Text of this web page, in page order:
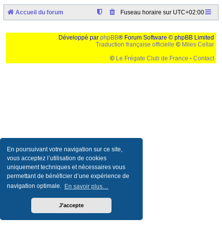
En poursuivant votre navigation sur ce site,
vous acceptez l’utilisation de cookies
uniquement techniques et nécessaires vous
permettant de bénéficier d’une expérience de
navigation optimale. En savoir plus…
J’accepte
Accueil du forum Fuseau horaire sur UTC+02:00
Développé par phpBB® Forum Software © phpBB Limited
Traduction française officielle © Miles Cellar
© Le Frégate Club de France - Contact